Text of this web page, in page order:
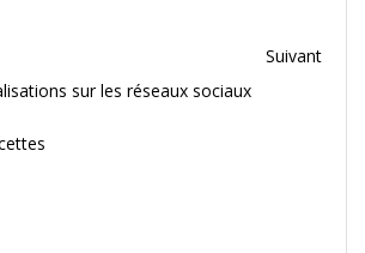
Suivant
sur les réseaux sociaux